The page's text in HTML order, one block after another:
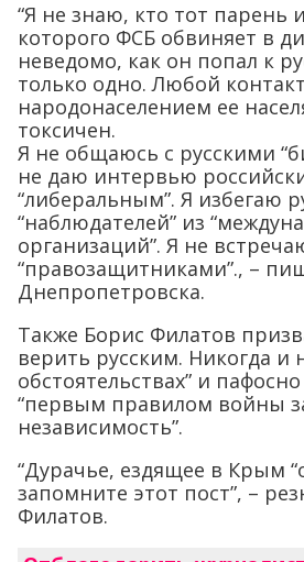
“Я не знаю, кто тот парень
которого ФСБ обвиняет в
неведомо, как он попал к
только одно. Любой
народонаселением ее
токсичен.
Я не общаюсь с русскими
не даю интервью
“либеральным”. Я избегаю
“наблюдателей” из
организаций”. Я не
“правозащитниками”., –
Днепропетровска.
Также Борис Филатов
верить русским. Никогда и
обстоятельствах” и
“первым правилом войны
независимость”.
“Дурачье, ездящее в Крым
запомните этот пост”, –
Филатов.